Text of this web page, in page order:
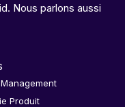
Nous parlons aussi
Produit